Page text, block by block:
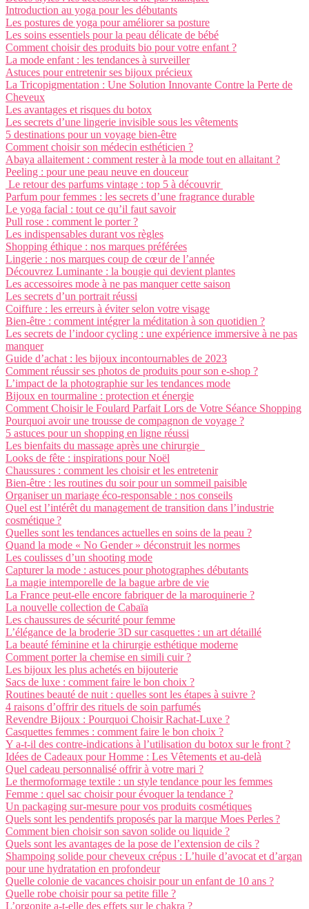
Introduction au yoga pour les débutants
Les postures de yoga pour améliorer sa posture
Les soins essentiels pour la peau délicate de bébé
Comment choisir des produits bio pour votre enfant ?
La mode enfant : les tendances à surveiller
Astuces pour entretenir ses bijoux précieux
La Tricopigmentation : Une Solution Innovante Contre la Perte de
Cheveux
Les avantages et risques du botox
Les secrets d’une lingerie invisible sous les vêtements
5 destinations pour un voyage bien-être
Comment choisir son médecin esthéticien ?
Abaya allaitement : comment rester à la mode tout en allaitant ?
Peeling : pour une peau neuve en douceur
Le retour des parfums vintage : top 5 à découvrir
Parfum pour femmes : les secrets d’une fragrance durable
Le yoga facial : tout ce qu’il faut savoir
Pull rose : comment le porter ?
Les indispensables durant vos règles
Shopping éthique : nos marques préférées
Lingerie : nos marques coup de cœur de l’année
Découvrez Luminante : la bougie qui devient plantes
Les accessoires mode à ne pas manquer cette saison
Les secrets d’un portrait réussi
Coiffure : les erreurs à éviter selon votre visage
Bien-être : comment intégrer la méditation à son quotidien ?
Les secrets de l’indoor cycling : une expérience immersive à ne pas
manquer
Guide d’achat : les bijoux incontournables de 2023
Comment réussir ses photos de produits pour son e-shop ?
L’impact de la photographie sur les tendances mode
Bijoux en tourmaline : protection et énergie
Comment Choisir le Foulard Parfait Lors de Votre Séance Shopping
Pourquoi avoir une trousse de compagnon de voyage ?
5 astuces pour un shopping en ligne réussi
Les bienfaits du massage après une chirurgie
Looks de fête : inspirations pour Noël
Chaussures : comment les choisir et les entretenir
Bien-être : les routines du soir pour un sommeil paisible
Organiser un mariage éco-responsable : nos conseils
Quel est l’intérêt du management de transition dans l’industrie
cosmétique ?
Quelles sont les tendances actuelles en soins de la peau ?
Quand la mode « No Gender » déconstruit les normes
Les coulisses d’un shooting mode
Capturer la mode : astuces pour photographes débutants
La magie intemporelle de la bague arbre de vie
La France peut-elle encore fabriquer de la maroquinerie ?
La nouvelle collection de Cabaïa
Les chaussures de sécurité pour femme
L’élégance de la broderie 3D sur casquettes : un art détaillé
La beauté féminine et la chirurgie esthétique moderne
Comment porter la chemise en simili cuir ?
Les bijoux les plus achetés en bijouterie
Sacs de luxe : comment faire le bon choix ?
Routines beauté de nuit : quelles sont les étapes à suivre ?
4 raisons d’offrir des rituels de soin parfumés
Revendre Bijoux : Pourquoi Choisir Rachat-Luxe ?
Casquettes femmes : comment faire le bon choix ?
Y a-t-il des contre-indications à l’utilisation du botox sur le front ?
Idées de Cadeaux pour Homme : Les Vêtements et au-delà
Quel cadeau personnalisé offrir à votre mari ?
Le thermoformage textile : un style tendance pour les femmes
Femme : quel sac choisir pour évoquer la tendance ?
Un packaging sur-mesure pour vos produits cosmétiques
Quels sont les pendentifs proposés par la marque Moes Perles ?
Comment bien choisir son savon solide ou liquide ?
Quels sont les avantages de la pose de l’extension de cils ?
Shampoing solide pour cheveux crépus : L’huile d’avocat et d’argan
pour une hydratation en profondeur
Quelle colonie de vacances choisir pour un enfant de 10 ans ?
Quelle robe choisir pour sa petite fille ?
L’orgonite a-t-elle des effets sur le chakra ?